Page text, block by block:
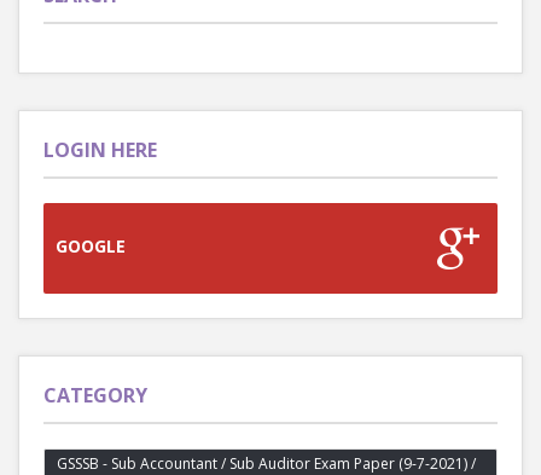
LOGIN HERE
GOOGLE
CATEGORY
GSSSB - Sub Accountant / Sub Auditor Exam Paper (9-7-2021) /